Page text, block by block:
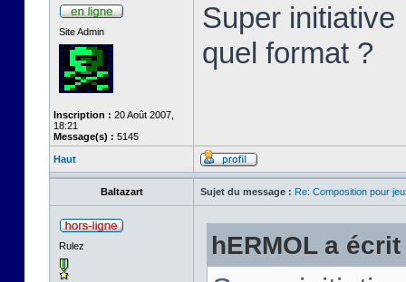
Site Admin
Inscription : 20 Août 2007,
18:21
Message(s) : 5145
Super
quel format ?
Haut
Baltazart Sujet du message : Re: Composition pour
Rulez hERMOL a